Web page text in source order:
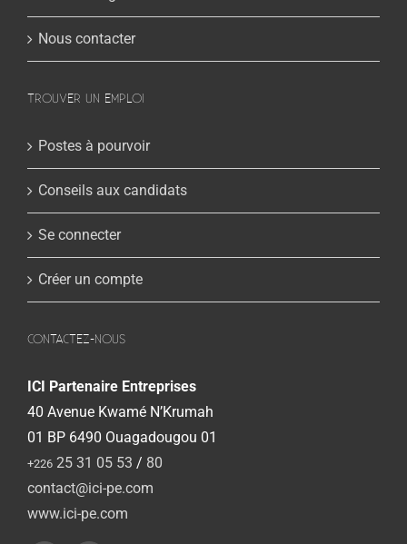
Nous contacter
TROUVER UN EMPLOI
Postes à pourvoir
Conseils aux candidats
Se connecter
Créer un compte
CONTACTEZ-NOUS
ICI Partenaire Entreprises
40 Avenue Kwamé N’Krumah
01 BP 6490 Ouagadougou 01
+226 25 31 05 53 / 80
contact@ici-pe.com
www.ici-pe.com